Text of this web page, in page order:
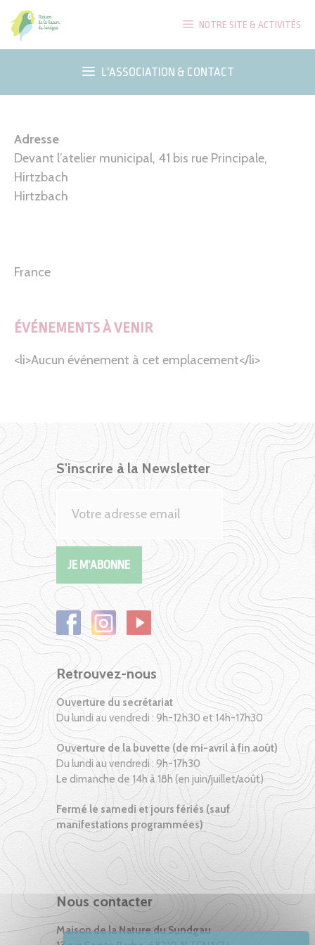
Aller
au
contenu
NOTRE SITE & ACTIVITÉS
L'ASSOCIATION & CONTACT
Adresse
Devant l’atelier municipal, 41 bis rue Principale,
Hirtzbach
Hirtzbach
France
ÉVÉNEMENTS À VENIR
<li>Aucun événement à cet emplacement</li>
S'inscrire à la Newsletter
Retrouvez-nous
Ouverture du secrétariat
Du lundi au vendredi : 9h-12h30 et 14h-17h30
Ouverture de la buvette (de mi-avril à fin août)
Du lundi au vendredi : 9h-17h30
Le dimanche de 14h à 18h (en juin/juillet/août)
Fermé le samedi et jours fériés (sauf
manifestations programmées)
Nous contacter
Maison de la Nature du Sundgau